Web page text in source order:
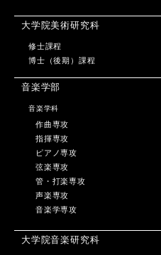
大学院美術研究科
修士課程
博士（後期）課程
音楽学部
音楽学科
作曲専攻
指揮専攻
ピアノ専攻
弦楽専攻
管・打楽専攻
声楽専攻
音楽学専攻
大学院音楽研究科